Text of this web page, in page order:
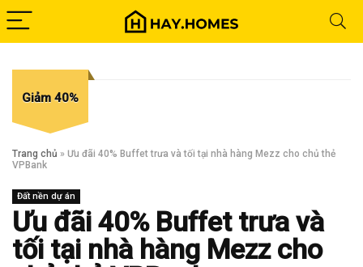
Giảm 40%
Trang chủ » Ưu đãi 40% Buffet trưa và tối tại nhà hàng Mezz cho chủ thẻ
VPBank
Đất nền dự án
Ưu đãi 40% Buffet trưa và
tối tại nhà hàng Mezz cho